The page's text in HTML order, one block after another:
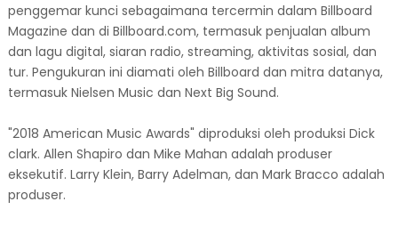
penggemar kunci sebagaimana tercermin dalam Billboard
Magazine dan di Billboard.com, termasuk penjualan album
dan lagu digital, siaran radio, streaming, aktivitas sosial, dan
tur. Pengukuran ini diamati oleh Billboard dan mitra datanya,
termasuk Nielsen Music dan Next Big Sound.
"2018 American Music Awards" diproduksi oleh produksi Dick
clark. Allen Shapiro dan Mike Mahan adalah produser
eksekutif. Larry Klein, Barry Adelman, dan Mark Bracco adalah
produser.